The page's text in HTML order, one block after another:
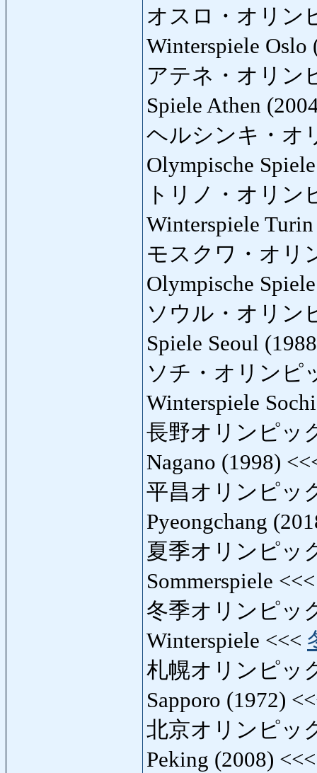
オスロ・オリン
Winterspiele
アテネ・オリン
Spiele Athen
ヘルシンキ・オ
Olympische
トリノ・オリ
Winterspiele
モスクワ・オリ
Olympische
ソウル・オリン
Spiele Seoul
ソチ・オリンピ
Winterspiele
長野オリンピッ
Nagano (1998)
平昌オリンピッ
Pyeongchang
夏季オリンピッ
Sommerspiele
冬季オリンピッ
Winterspiele <<<
札幌オリンピッ
Sapporo (1972)
北京オリンピッ
Peking (2008)